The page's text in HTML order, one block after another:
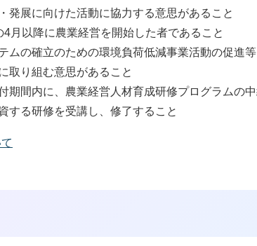
発展に向けた活動に協力する意思があること
月以降に農業経営を開始した者であること
ムの確立のための環境負荷低減事業活動の促進
取り組む意思があること
期間内に、農業経営人材育成研修プログラムの
する研修を受講し、修了すること